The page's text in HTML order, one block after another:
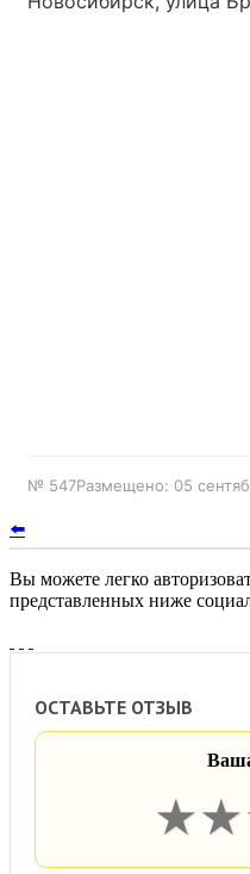
№ 547Размещено: 05
⬅️
Вы можете легко
представленных ниже
ОСТАВЬТЕ ОТЗЫВ
★★